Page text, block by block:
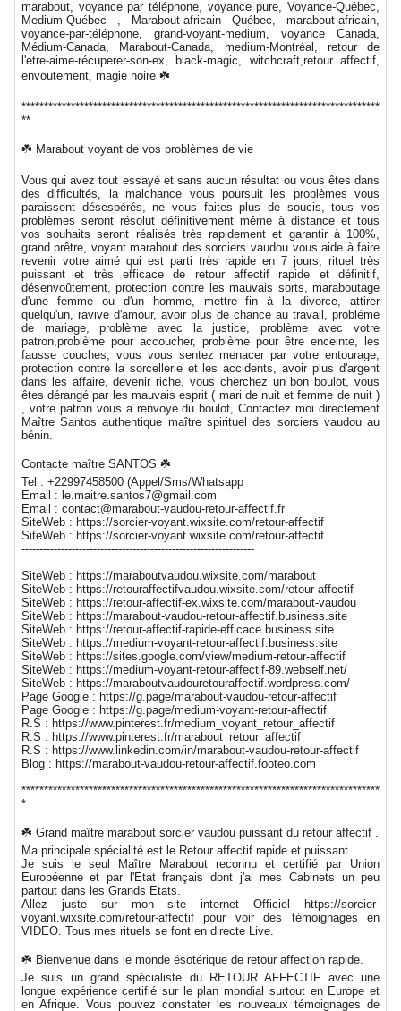
marabout, voyance par téléphone, voyance pure, Voyance-Québec,
Medium-Québec , Marabout-africain Québec, marabout-africain,
voyance-par-téléphone, grand-voyant-medium, voyance Canada,
Médium-Canada, Marabout-Canada, medium-Montréal, retour de
l'etre-aime-récuperer-son-ex, black-magic, witchcraft,retour affectif,
envoutement, magie noire ☘️
********************************************************************************
**
☘️ Marabout voyant de vos problèmes de vie
Vous qui avez tout essayé et sans aucun résultat ou vous êtes dans
des difficultés, la malchance vous poursuit les problèmes vous
paraissent désespérés, ne vous faites plus de soucis, tous vos
problèmes seront résolut définitivement même à distance et tous
vos souhaits seront réalisés très rapidement et garantir à 100%,
grand prêtre, voyant marabout des sorciers vaudou vous aide à faire
revenir votre aimé qui est parti très rapide en 7 jours, rituel très
puissant et très efficace de retour affectif rapide et définitif,
désenvoûtement, protection contre les mauvais sorts, maraboutage
d'une femme ou d'un homme, mettre fin à la divorce, attirer
quelqu'un, ravive d'amour, avoir plus de chance au travail, problème
de mariage, problème avec la justice, problème avec votre
patron,problème pour accoucher, problème pour être enceinte, les
fausse couches, vous vous sentez menacer par votre entourage,
protection contre la sorcellerie et les accidents, avoir plus d'argent
dans les affaire, devenir riche, vous cherchez un bon boulot, vous
êtes dérangé par les mauvais esprit ( mari de nuit et femme de nuit )
, votre patron vous a renvoyé du boulot, Contactez moi directement
Maître Santos authentique maître spirituel des sorciers vaudou au
bénin.
Contacte maître SANTOS ☘️
Tel : +22997458500 (Appel/Sms/Whatsapp
Email : le.maitre.santos7@gmail.com
Email : contact@marabout-vaudou-retour-affectif.fr
SiteWeb : https://sorcier-voyant.wixsite.com/retour-affectif
SiteWeb : https://sorcier-voyant.wixsite.com/retour-affectif
-----------------------------------------------------------------
SiteWeb : https://maraboutvaudou.wixsite.com/marabout
SiteWeb : https://retouraffectifvaudou.wixsite.com/retour-affectif
SiteWeb : https://retour-affectif-ex.wixsite.com/marabout-vaudou
SiteWeb : https://marabout-vaudou-retour-affectif.business.site
SiteWeb : https://retour-affectif-rapide-efficace.business.site
SiteWeb : https://medium-voyant-retour-affectif.business.site
SiteWeb : https://sites.google.com/view/medium-retour-affectif
SiteWeb : https://medium-voyant-retour-affectif-89.webself.net/
SiteWeb : https://maraboutvaudouretouraffectif.wordpress.com/
Page Google : https://g.page/marabout-vaudou-retour-affectif
Page Google : https://g.page/medium-voyant-retour-affectif
R.S : https://www.pinterest.fr/medium_voyant_retour_affectif
R.S : https://www.pinterest.fr/marabout_retour_affectif
R.S : https://www.linkedin.com/in/marabout-vaudou-retour-affectif
Blog : https://marabout-vaudou-retour-affectif.footeo.com
********************************************************************************
*
☘️ Grand maître marabout sorcier vaudou puissant du retour affectif .
Ma principale spécialité est le Retour affectif rapide et puissant.
Je suis le seul Maître Marabout reconnu et certifié par Union
Européenne et par l'Etat français dont j'ai mes Cabinets un peu
partout dans les Grands Etats.
Allez juste sur mon site internet Officiel https://sorcier-
voyant.wixsite.com/retour-affectif pour voir des témoignages en
VIDEO. Tous mes rituels se font en directe Live.
☘️ Bienvenue dans le monde ésotérique de retour affection rapide.
Je suis un grand spécialiste du RETOUR AFFECTIF avec une
longue expérience certifié sur le plan mondial surtout en Europe et
en Afrique. Vous pouvez constater les nouveaux témoignages de